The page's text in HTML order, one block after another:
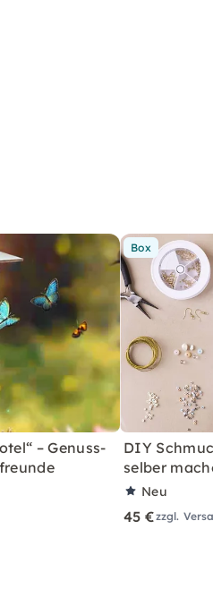
– Genuss-
Box
DIY
selber
Neu
45 €zzgl.